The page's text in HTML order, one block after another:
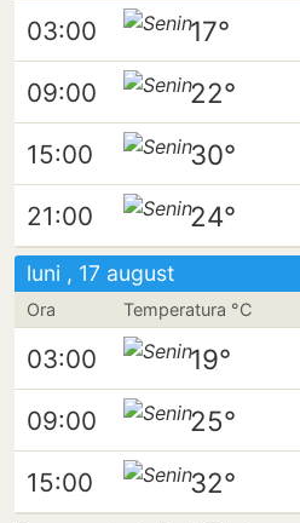
03:00 17°
09:00 22°
15:00 30°
21:00 24°
luni , 17 august
Ora Temperatura °C
03:00 19°
09:00 25°
15:00 32°